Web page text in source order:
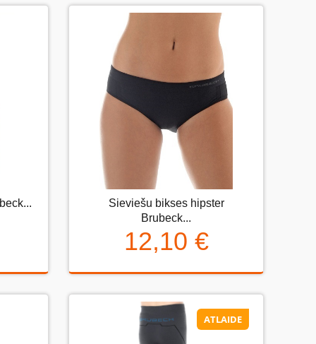
Sieviešu bikses hipster
Brubeck...
12,10 €
Sieviešu bikses hipster Brubeck...
12,10 €
ATLAIDE